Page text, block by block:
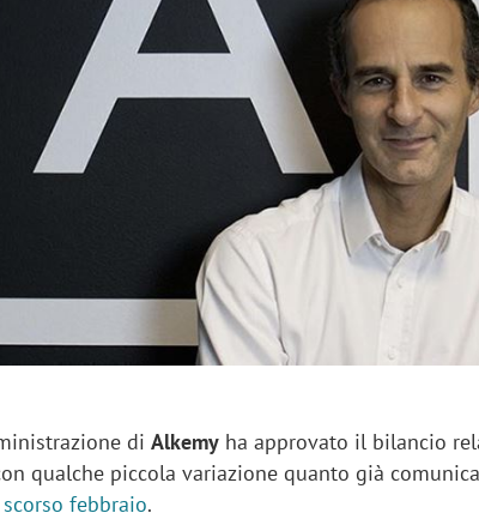
diAlkemy ha approvato il bilancio
qualche piccola variazione quanto già
febbraio.
e continuerà a
Networking agli
startup Kicè punta a
"spreco di relazioni"